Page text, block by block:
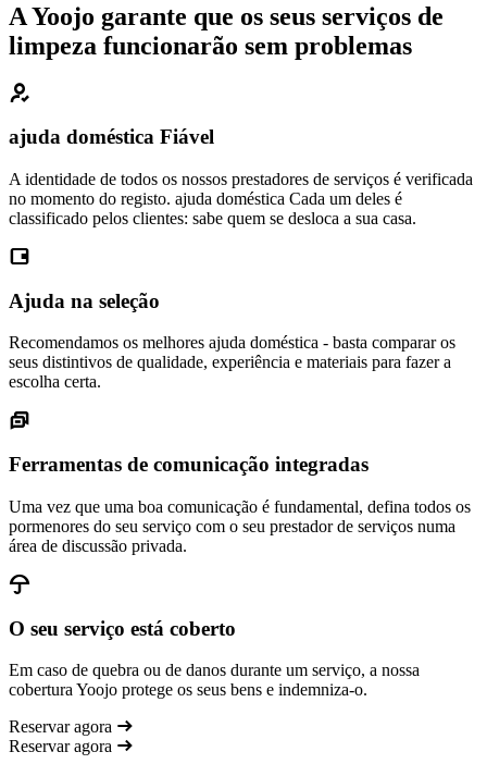
A Yoojo garante que os seus serviços de
limpeza funcionarão sem problemas
ajuda doméstica Fiável
A identidade de todos os nossos prestadores de serviços é verificada
no momento do registo. ajuda doméstica Cada um deles é
classificado pelos clientes: sabe quem se desloca a sua casa.
Ajuda na seleção
Recomendamos os melhores ajuda doméstica - basta comparar os
seus distintivos de qualidade, experiência e materiais para fazer a
escolha certa.
Ferramentas de comunicação integradas
Uma vez que uma boa comunicação é fundamental, defina todos os
pormenores do seu serviço com o seu prestador de serviços numa
área de discussão privada.
O seu serviço está coberto
Em caso de quebra ou de danos durante um serviço, a nossa
cobertura Yoojo protege os seus bens e indemniza-o.
Reservar agora
Reservar agora